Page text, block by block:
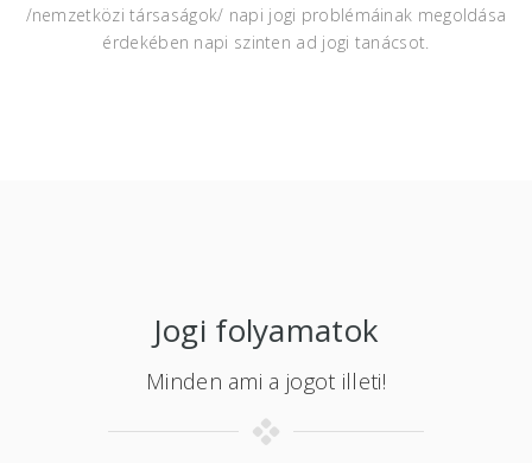
/nemzetközi társaságok/ napi jogi problémáinak megoldása
érdekében napi szinten ad jogi tanácsot.
Jogi folyamatok
Minden ami a jogot illeti!